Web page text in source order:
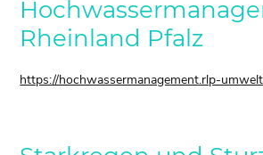
Rheinland Pfalz
https://hochwassermanagement.rlp-